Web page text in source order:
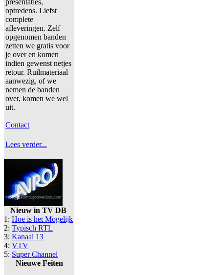
presentaties,
optredens. Liefst
complete
afleveringen. Zelf
opgenomen banden
zetten we gratis voor
je over en komen
indien gewenst netjes
retour. Ruilmateriaal
aanwezig, of we
nemen de banden
over, komen we wel
uit.
Contact
Lees verder...
Nieuw in TV DB
1: Hoe is het Mogelijk
2: Typisch RTL
3: Kanaal 13
4: VTV
5: Super Channel
Nieuwe Feiten